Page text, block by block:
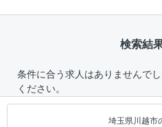
検索結
条件に合う求人はありませんで
ください。
埼玉県川越市